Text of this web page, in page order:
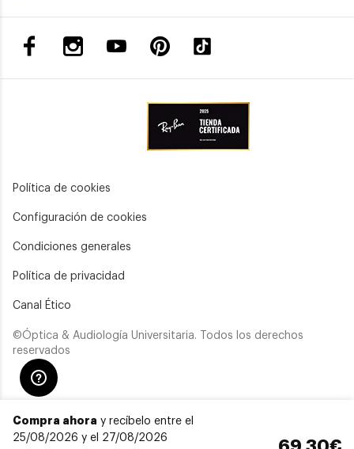
Compra ahora y recíbelo entre el
25/08/2026 y el 27/08/2026
Política de cookies
Configuración de cookies
Condiciones generales
Política de privacidad
Canal Ético
©Óptica & Audiología Universitaria. Todos los derechos
reservados